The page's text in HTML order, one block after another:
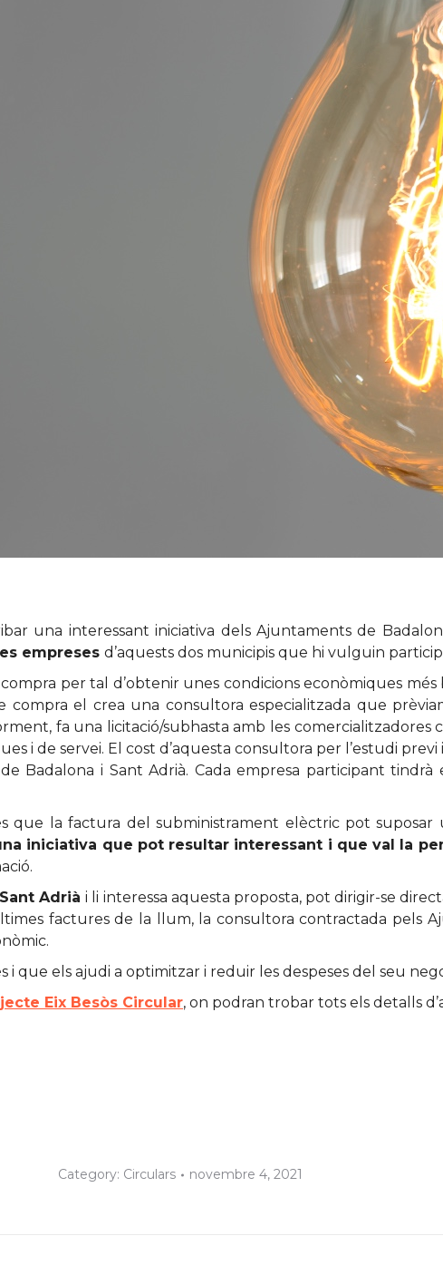
una interessant iniciativa dels Ajuntaments de
empreses d’aquests dos municipis que hi vulguin
per tal d’obtenir unes condicions econòmiques
el crea una consultora especialitzada que
fa una licitació/subhasta amb les
i de servei. El cost d’aquesta consultora per l’estudi previ
Badalona i Sant Adrià. Cada empresa participant tindrà
que la factura del subministrament elèctric pot
iniciativa que pot resultar interessant i que val la
Adriài li interessa aquesta proposta, pot dirigir-se
factures de la llum, la consultora contractada pels
que els ajudi a optimitzar i reduir les despeses del seu
Eix Besòs Circular, on podran trobar tots els detalls
Category: Circulars novembre 4, 2021